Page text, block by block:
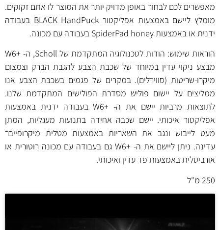
מאפשרים לכם לבחור באופן מדויק יותר את המוצר לו אתם זקוקים.
מומלץ ליישם באמצעות אפליקטור BLACK HandPuck בעבודה
ידנית או באמצעות SpiderPad honey בעבודה עם מכונה.
הוראות שימוש: הודות לטכנולוגיה המתקדמת של Scholl, ה- +W6
מבצע ניקוי עדין במיוחד של שכבת הצבע להגבת הברק וצמצום
מיקרו-שריטות (סווירלים). במקרים של פגמים בשכבת הצבע אנו
ממליצים על יישום פוליש מסדרת הפולישים המתקדמת שלנו.
לתוצאות מרביות יישם את ה- +W6 בעבודה ידנית באמצעות
אפליקטור איכותי. יישם שכבה אחידה בתנועות מעגליות, המתן
מעט לייבוש ונגב את השאריות באמצעות מטלית מיקרופייבר
עדינה. ניתן ליישם את ה- +W6 גם בעבודה עם מכונה רוטורית או
אורביטלית באמצעות פד עדין ואיכותי.
250 מ"ל